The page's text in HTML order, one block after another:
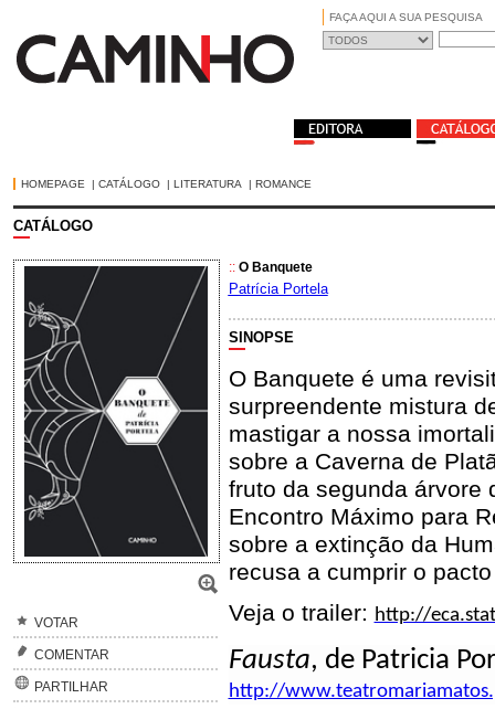
FAÇA AQUI A SUA PESQUISA
HOMEPAGE | CATÁLOGO| LITERATURA | ROMANCE
CATÁLOGO
VOTAR
COMENTAR
PARTILHAR
:: O Banquete
Patrícia Portela
SINOPSE
O Banquete é uma
surpreendente mistura
mastigar a nossa
sobre a Caverna de
fruto da segunda árvore
Encontro Máximo para
sobre a extinção da
recusa a cumprir o
Veja o trailer: http://
Fausta, de Patricia
http://